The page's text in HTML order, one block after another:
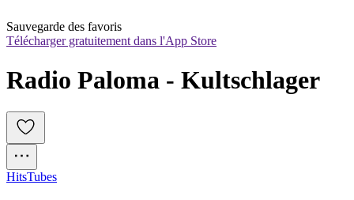
Sauvegarde des favoris
Télécharger gratuitement dans l'App Store
Radio Paloma - Kultschlager
HitsTubes